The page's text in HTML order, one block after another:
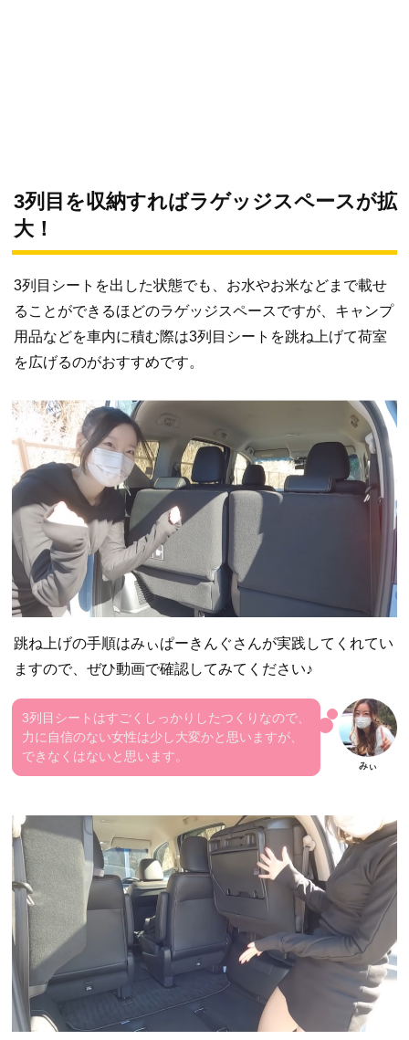
3列目を収納すればラゲッジスペースが拡
大！
3列目シートを出した状態でも、お水やお米などまで載せ
ることができるほどのラゲッジスペースですが、キャンプ
用品などを車内に積む際は3列目シートを跳ね上げて荷室
を広げるのがおすすめです。
跳ね上げの手順はみぃぱーきんぐさんが実践してくれてい
ますので、ぜひ動画で確認してみてください♪
3列目シートはすごくしっかりしたつくりなので、
力に自信のない女性は少し大変かと思いますが、
できなくはないと思います。